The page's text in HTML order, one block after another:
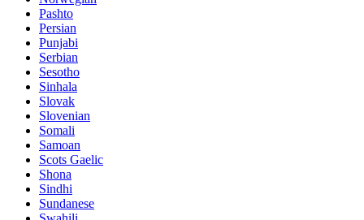
Pashto
Persian
Punjabi
Serbian
Sesotho
Sinhala
Slovak
Slovenian
Somali
Samoan
Scots Gaelic
Shona
Sindhi
Sundanese